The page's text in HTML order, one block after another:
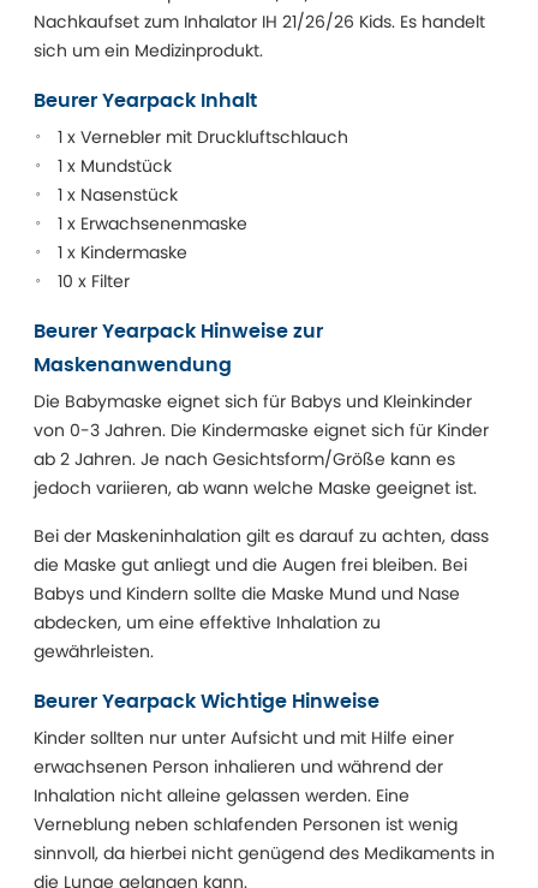
Nachkaufset zum Inhalator IH 21/26/26 Kids. Es handelt
sich um ein Medizinprodukt.
Beurer Yearpack Inhalt
1 x Vernebler mit Druckluftschlauch
1 x Mundstück
1 x Nasenstück
1 x Erwachsenenmaske
1 x Kindermaske
10 x Filter
Beurer Yearpack Hinweise zur
Maskenanwendung
Die Babymaske eignet sich für Babys und Kleinkinder
von 0-3 Jahren. Die Kindermaske eignet sich für Kinder
ab 2 Jahren. Je nach Gesichtsform/Größe kann es
jedoch variieren, ab wann welche Maske geeignet ist.
Bei der Maskeninhalation gilt es darauf zu achten, dass
die Maske gut anliegt und die Augen frei bleiben. Bei
Babys und Kindern sollte die Maske Mund und Nase
abdecken, um eine effektive Inhalation zu
gewährleisten.
Beurer Yearpack Wichtige Hinweise
Kinder sollten nur unter Aufsicht und mit Hilfe einer
erwachsenen Person inhalieren und während der
Inhalation nicht alleine gelassen werden. Eine
Verneblung neben schlafenden Personen ist wenig
sinnvoll, da hierbei nicht genügend des Medikaments in
die Lunge gelangen kann.